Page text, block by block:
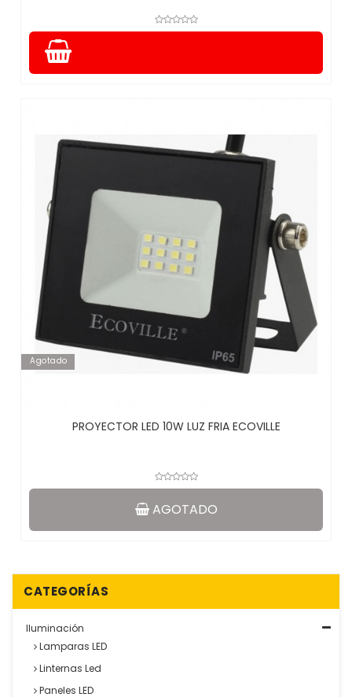
Agotado
PROYECTOR LED 10W LUZ FRIA ECOVILLE
AGOTADO
CATEGORÍAS
Iluminación
Lamparas LED
Linternas Led
Paneles LED